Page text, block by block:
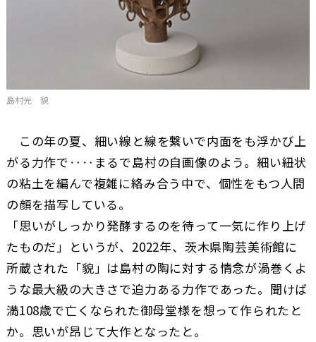
島村光 貌
この年の夏、細い線と線を繋いで内面をも浮かび上
がる力作で‥‥まるで島村の自画像のよう。細い紐状
の粘土を編んで複雑に絡み合う中で、個性をもつ人間
の顔を描写している。
「思いがしっかり発酵するのを待って一気に作り上げ
たものだ」というが、2022年、茨木県陶芸美術館に
所蔵された「貌」は島村の陶に対する情念が渦巻くよ
うな最大級の大きさで迫力ある力作であった。聞けば
満108歳で亡くなられた御母堂様を想って作られたと
か。思いが昂じて大作となったと。